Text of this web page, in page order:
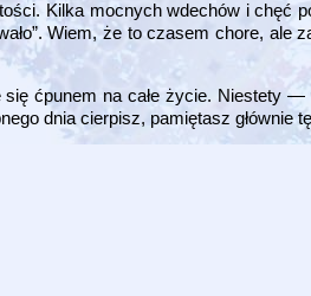
Kilka mocnych wdechów i chęć
Wiem, że to czasem chore, ale
ćpunem na całe życie. Niestety
dnia cierpisz, pamiętasz głównie